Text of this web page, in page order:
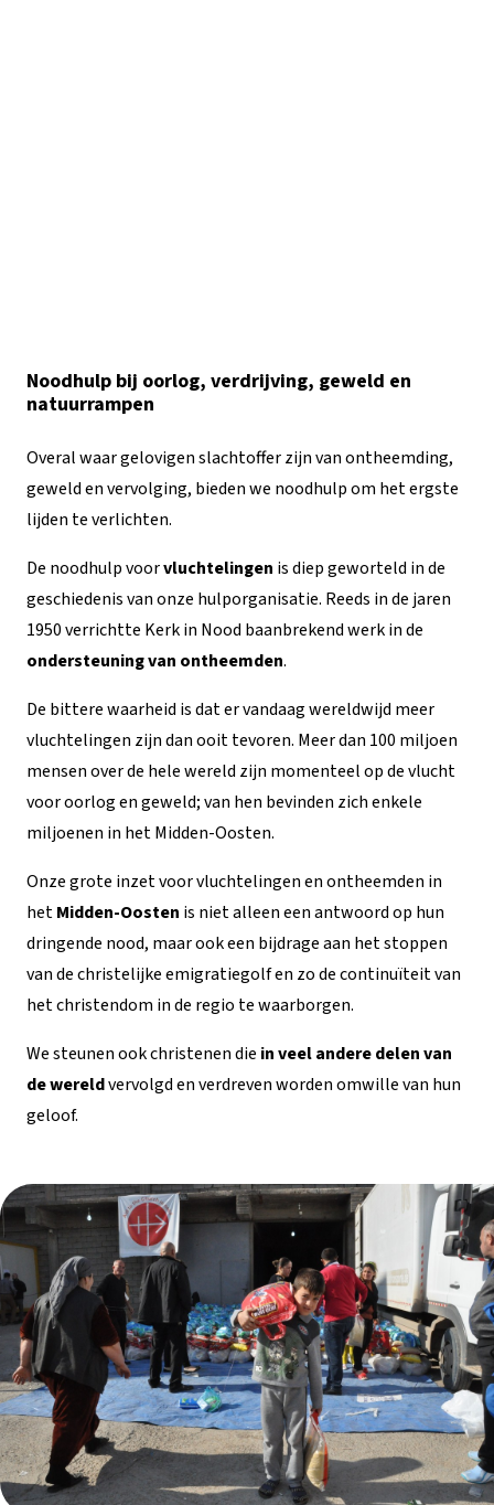
Noodhulp bij oorlog, verdrijving, geweld en
natuurrampen
Overal waar gelovigen slachtoffer zijn van ontheemding,
geweld en vervolging, bieden we noodhulp om het ergste
lijden te verlichten.
De noodhulp voorvluchtelingen is diep geworteld in de
geschiedenis van onze hulporganisatie. Reeds in de jaren
1950 verrichtte Kerk in Nood baanbrekend werk in de
ondersteuning van ontheemden.
De bittere waarheid is dat er vandaag wereldwijd meer
vluchtelingen zijn dan ooit tevoren. Meer dan 100 miljoen
mensen over de hele wereld zijn momenteel op de vlucht
voor oorlog en geweld; van hen bevinden zich enkele
miljoenen in het Midden-Oosten.
Onze grote inzet voor vluchtelingen en ontheemden in
hetMidden-Oosten is niet alleen een antwoord op hun
dringende nood, maar ook een bijdrage aan het stoppen
van de christelijke emigratiegolf en zo de continuïteit van
het christendom in de regio te waarborgen.
We steunen ook christenen die in veel andere delen van
de wereldvervolgd en verdreven worden omwille van hun
geloof.